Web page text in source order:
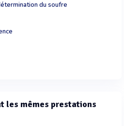
du soufre
les mêmes prestations